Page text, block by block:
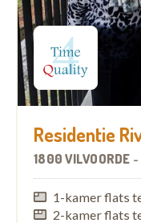
Residentie
1800 VILVOORDE -
1-kamer flats
2-kamer flats